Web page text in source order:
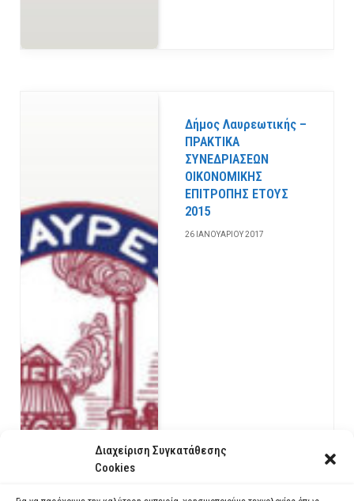
Διαχείριση Συγκατάθεσης
Cookies
Δήμος Λαυρεωτικής –
ΠΡΑΚΤΙΚΑ
ΣΥΝΕΔΡΙΑΣΕΩΝ
ΟΙΚΟΝΟΜΙΚΗΣ
ΕΠΙΤΡΟΠΗΣ ΕΤΟΥΣ
2015
26 ΙΑΝΟΥΑΡΊΟΥ 2017